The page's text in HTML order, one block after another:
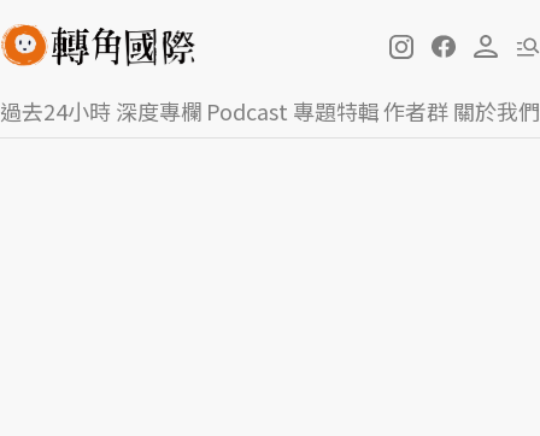
過去24小時深度專欄 Podcast 專題特輯作者群關於我們